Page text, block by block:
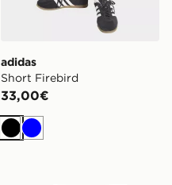
adidas
Short Firebird
33,00€
Nero
Blu